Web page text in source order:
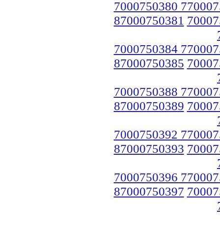
7000750380
87000750381
7000750384
87000750385
7000750388
87000750389
7000750392
87000750393
7000750396
87000750397